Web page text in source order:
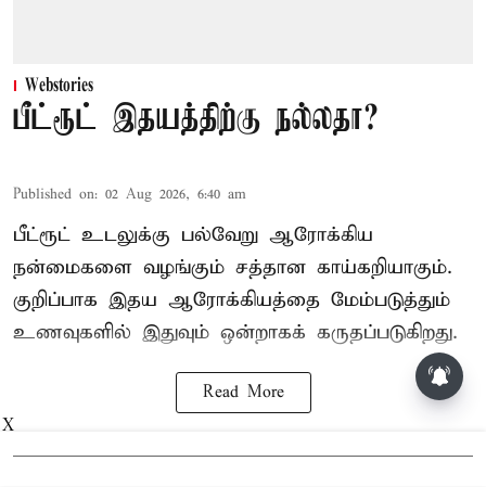
Webstories
பீட்ரூட் இதயத்திற்கு நல்லதா?
Published on: 02 Aug 2026, 6:40 am
பீட்ரூட் உடலுக்கு பல்வேறு ஆரோக்கிய
நன்மைகளை வழங்கும் சத்தான காய்கறியாகும்.
குறிப்பாக இதய ஆரோக்கியத்தை மேம்படுத்தும்
உணவுகளில் இதுவும் ஒன்றாகக் கருதப்படுகிறது.
Read More
X